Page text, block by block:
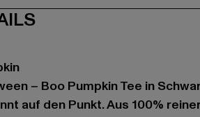
– Boo Pumpkin Tee in
auf den Punkt. Aus 100%